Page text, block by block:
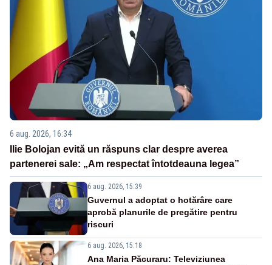
6 aug. 2026, 16:34
Ilie Bolojan evită un răspuns clar despre averea
partenerei sale: „Am respectat întotdeauna legea”
6 aug. 2026, 15:39
Guvernul a adoptat o hotărâre care
aprobă planurile de pregătire pentru
riscuri
6 aug. 2026, 15:18
Ana Maria Păcuraru: Televiziunea